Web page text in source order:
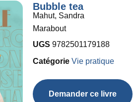
Bubble tea
Mahut, Sandra
Marabout
UGS 9782501179188
Catégorie Vie pratique
Demander ce livre